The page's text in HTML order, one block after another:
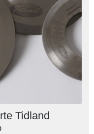
Tidland